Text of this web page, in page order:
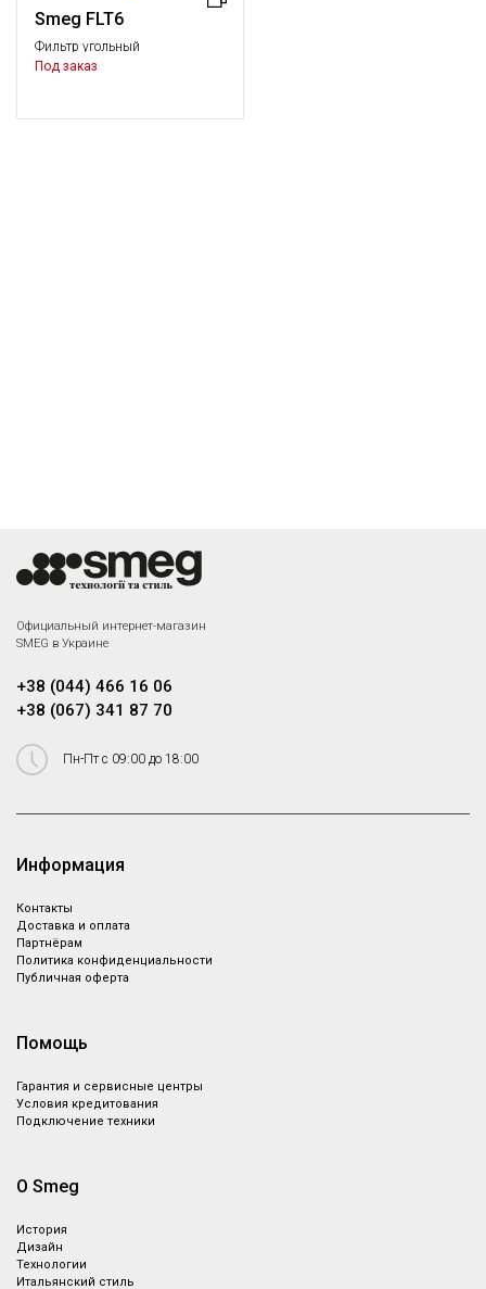
Smeg FLT6
Фильтр угольный
Под заказ
Официальный интернет-магазин
SMEG в Украине
+38 (044) 466 16 06
+38 (067) 341 87 70
Пн-Пт с 09:00 до 18:00
Информация
Контакты
Доставка и оплата
Партнёрам
Политика конфиденциальности
Публичная оферта
Помощь
Гарантия и сервисные центры
Условия кредитования
Подключение техники
О Smeg
История
Дизайн
Технологии
Итальянский стиль